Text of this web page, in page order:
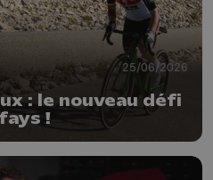
25/06/2026
: le nouveau défi
!